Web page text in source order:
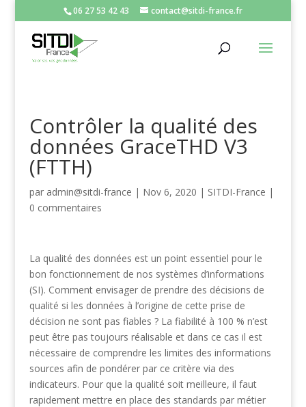
06 27 53 42 43 contact@sitdi-france.fr
Contrôler la qualité des
données GraceTHD V3
(FTTH)
par admin@sitdi-france | Nov 6, 2020 | SITDI-France |
0 commentaires
La qualité des données est un point essentiel pour le
bon fonctionnement de nos systèmes d’informations
(SI). Comment envisager de prendre des décisions de
qualité si les données à l’origine de cette prise de
décision ne sont pas fiables ? La fiabilité à 100 % n’est
peut être pas toujours réalisable et dans ce cas il est
nécessaire de comprendre les limites des informations
sources afin de pondérer par ce critère via des
indicateurs. Pour que la qualité soit meilleure, il faut
rapidement mettre en place des standards par métier